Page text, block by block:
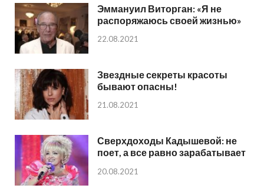
Эммануил Виторган: «Я не
распоряжаюсь своей жизнью»
22.08.2021
Звездные секреты красоты
бывают опасны!
21.08.2021
Сверхдоходы Кадышевой: не
поет, а все равно зарабатывает
20.08.2021